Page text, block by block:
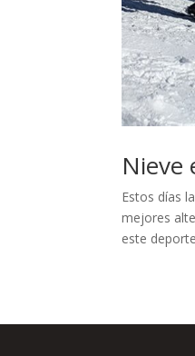
Nieve
Estos días
mejores
este